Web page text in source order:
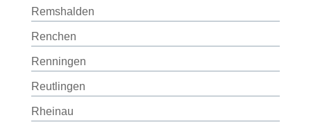
Remshalden
Renchen
Renningen
Reutlingen
Rheinau